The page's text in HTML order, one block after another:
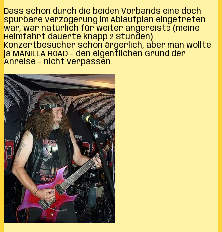
Dass schon durch die beiden Vorbands eine doch
spürbare Verzögerung im Ablaufplan eingetreten
war, war natürlich für weiter angereiste (meine
Heimfahrt dauerte knapp 2 Stunden)
Konzertbesucher schon ärgerlich, aber man wollte
ja MANILLA ROAD – den eigentlichen Grund der
Anreise – nicht verpassen.